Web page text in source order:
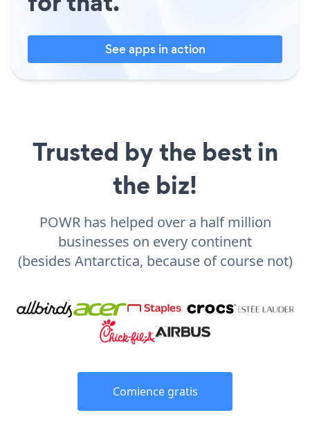
See apps in action
Trusted by the best in
the biz!
POWR has helped over a half million
businesses on every continent
(besides Antarctica, because of course not)
Comience gratis